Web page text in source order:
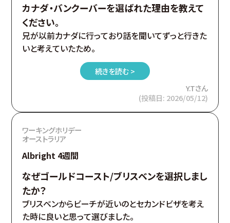
カナダ・バンクーバーを選ばれた理由を教えて
ください。
兄が以前カナダに行っており話を聞いてずっと行きた
いと考えていたため。
続きを読む >
Y.Tさん
(投稿日: 2026/05/12)
ワーキングホリデー
オーストラリア
Albright 4週間
なぜゴールドコースト/ブリスベンを選択しまし
たか？
ブリスベンからビーチが近いのとセカンドビザを考え
た時に良いと思って選びました。